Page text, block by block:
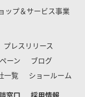
ップ＆サービス事業
プレスリリース
ーン
ブログ
一覧
ショールーム
窓口
採用情報